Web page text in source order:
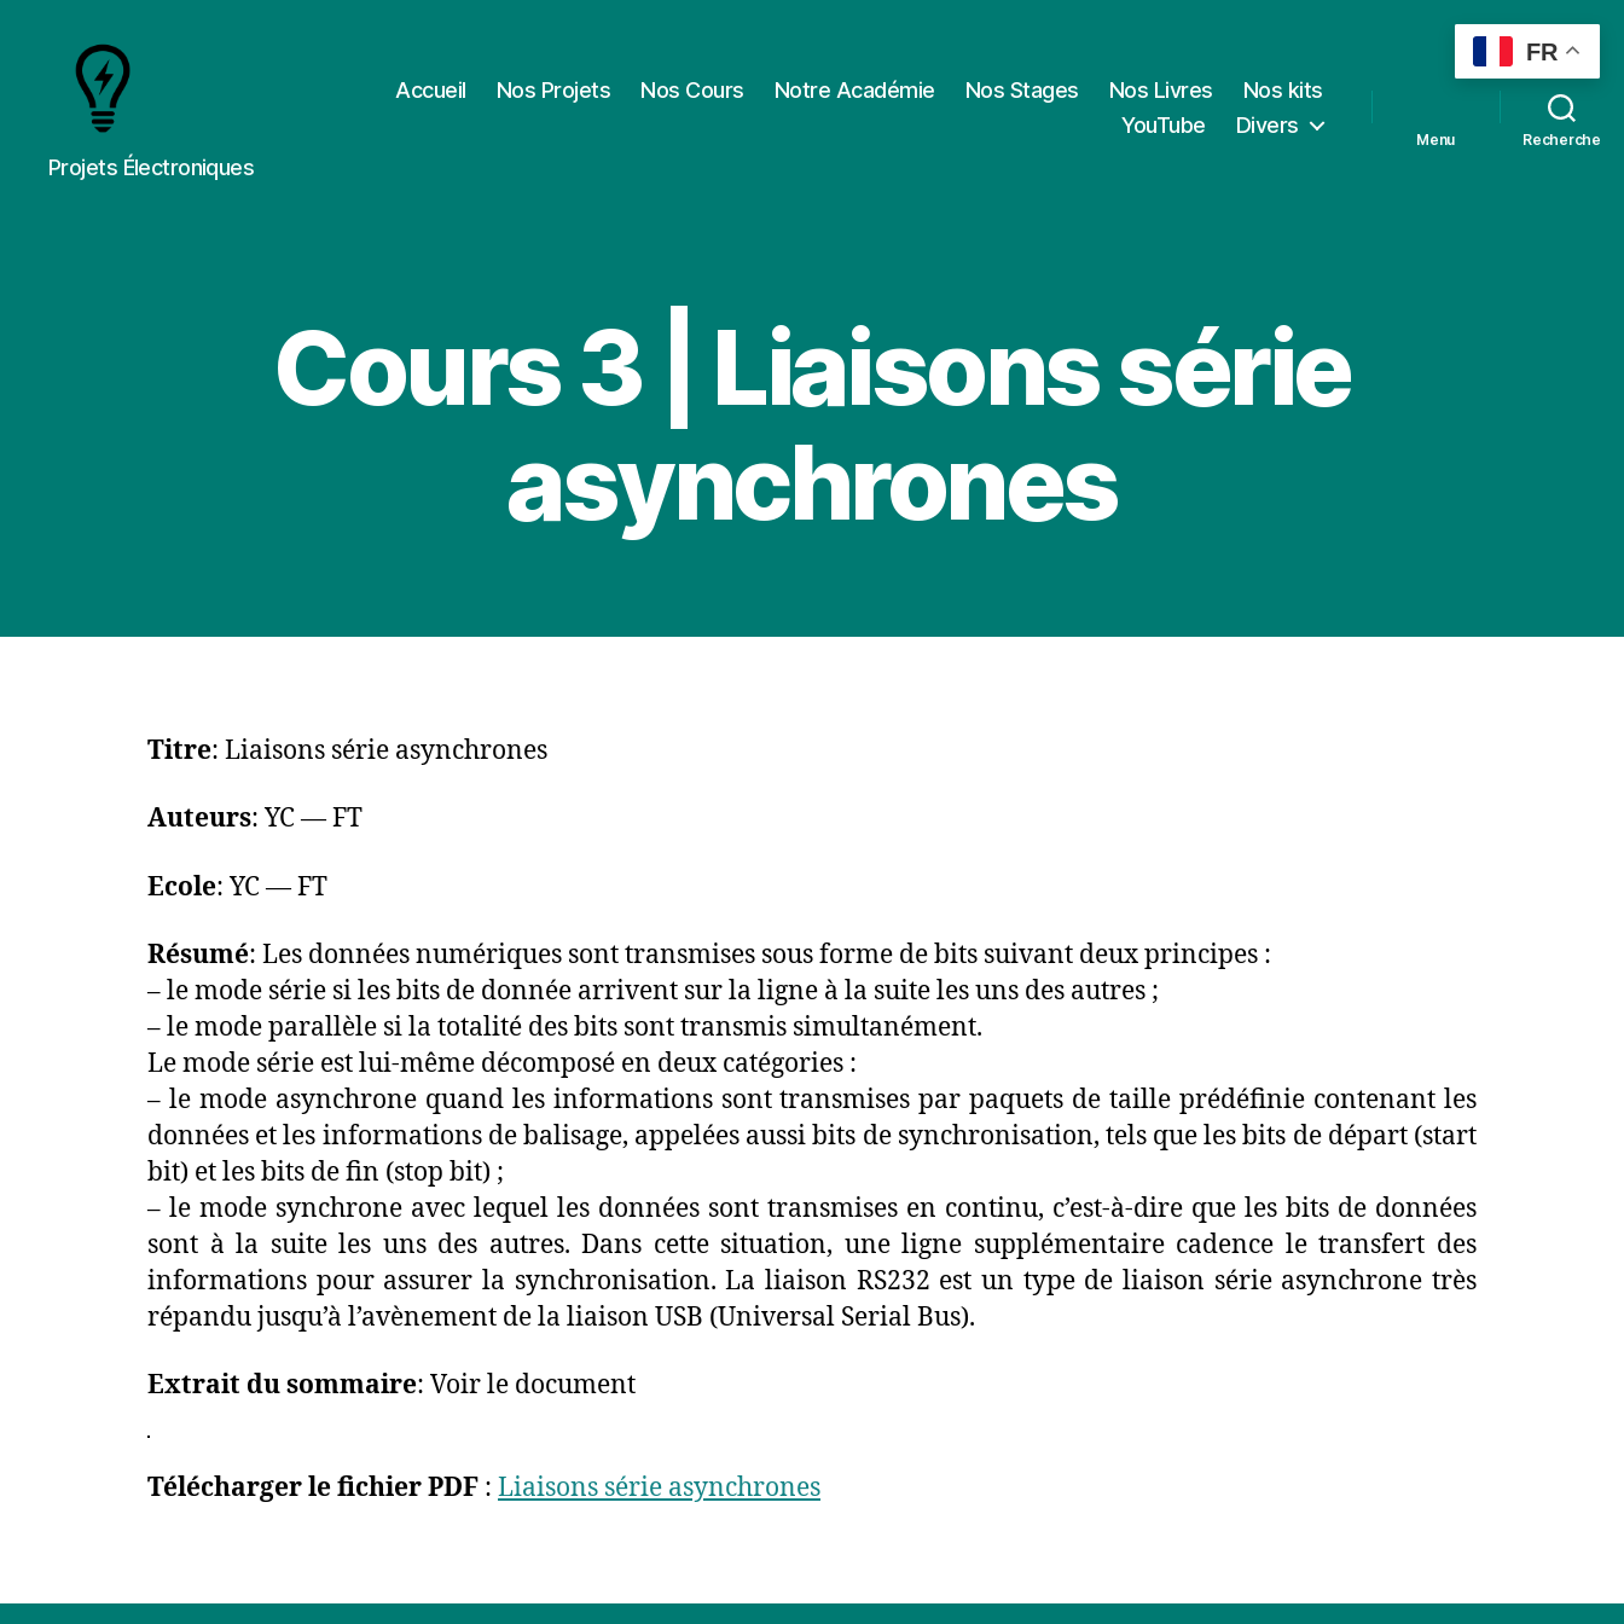
Cours
&
Projets Électroniques
Accueil Nos Projets Nos Cours Notre Académie Nos Stages Nos Livres
Nos kits
YouTube
Divers
Menu Recherche
Cours 3 | Liaisons série
asynchrones
Titre: Liaisons série asynchrones
Auteurs: YC — FT
Ecole: YC — FT
Résumé: Les données numériques sont transmises sous forme de bits suivant deux principes :
– le mode série si les bits de donnée arrivent sur la ligne à la suite les uns des autres ;
– le mode parallèle si la totalité des bits sont transmis simultanément.
Le mode série est lui-même décomposé en deux catégories :
– le mode asynchrone quand les informations sont transmises par paquets de taille prédéfinie contenant les
données et les informations de balisage, appelées aussi bits de synchronisation, tels que les bits de départ (start
bit) et les bits de fin (stop bit) ;
– le mode synchrone avec lequel les données sont transmises en continu, c’est-à-dire que les bits de données
sont à la suite les uns des autres. Dans cette situation, une ligne supplémentaire cadence le transfert des
informations pour assurer la synchronisation. La liaison RS232 est un type de liaison série asynchrone très
répandu jusqu’à l’avènement de la liaison USB (Universal Serial Bus).
Extrait du sommaire: Voir le document
Télécharger le fichier PDF : Liaisons série asynchrones
FR